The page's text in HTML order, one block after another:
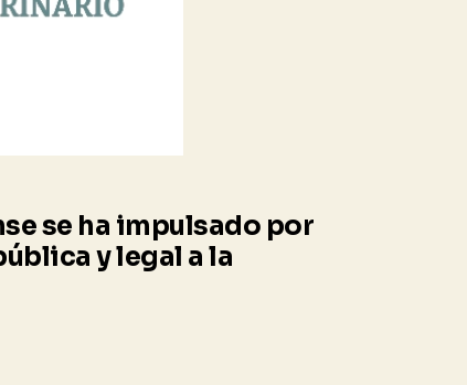
se ha impulsado por
y legal a la